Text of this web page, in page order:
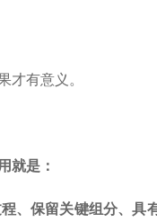
才有意义。
就是：
、保留关键组分、